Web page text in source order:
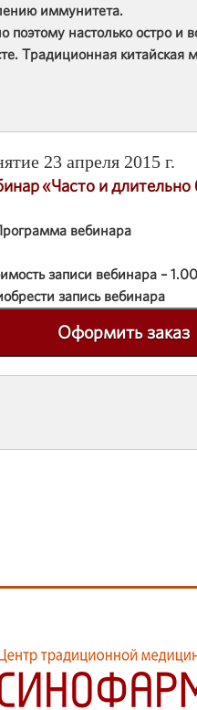
иммунитета.
поэтому настолько остро и
Традиционная
23 апреля 2015 г.
«Часто и
вебинара
записи вебинара –
запись вебинара
Оформить заказ